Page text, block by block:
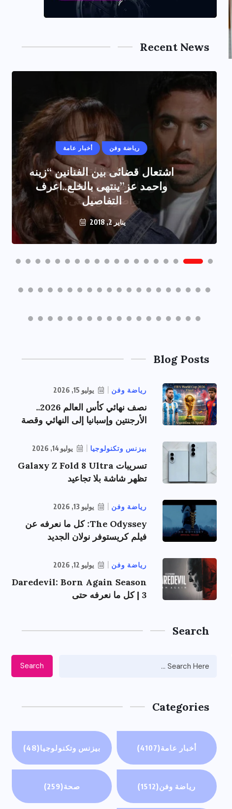
Recent News
أخبار عامة رياضة وفن
اشتعال قضائى بين الفنانين “زينه
واحمد عز”ينتهى بالخلع..اعرف
التفاصيل
يناير 2, 2018
Blog Posts
رياضة وفن يوليو 15, 2026
نصف نهائي كأس العالم 2026..
الأرجنتين وإسبانيا إلى النهائي وقصة
بيزنس وتكنولوجيا يوليو 14, 2026
تسريبات Galaxy Z Fold 8 Ultra
تظهر شاشة بلا تجاعيد
رياضة وفن يوليو 13, 2026
The Odyssey: كل ما نعرفه عن
فيلم كريستوفر نولان الجديد
رياضة وفن يوليو 12, 2026
Daredevil: Born Again Season
3 | كل ما نعرفه حتى
Search
Search
Categories
أخبار عامة(4107) بيزنس وتكنولوجيا(48)
رياضة وفن(1512) صحة(259)